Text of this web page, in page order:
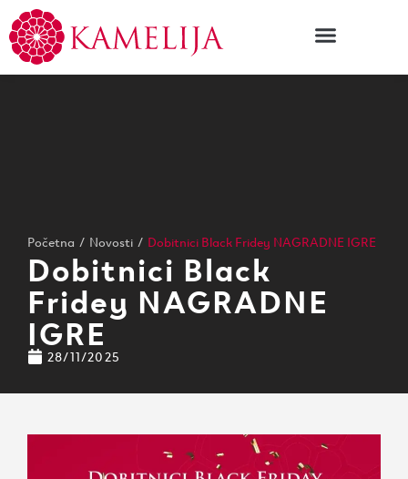
Početna / Novosti / Dobitnici Black Fridey NAGRADNE IGRE
Dobitnici Black
Fridey NAGRADNE
IGRE
28/11/2025